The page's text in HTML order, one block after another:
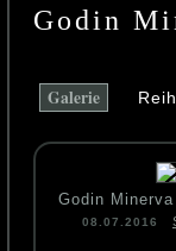
Godin
Galerie
Godin
08.07.2016